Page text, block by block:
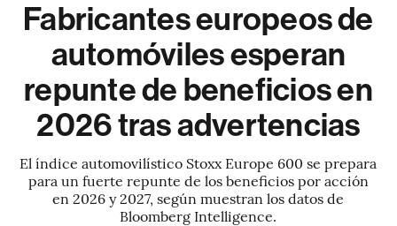
Fabricantes europeos de
automóviles esperan
repunte de beneficios en
2026 tras advertencias
El índice automovilístico Stoxx Europe 600 se prepara
para un fuerte repunte de los beneficios por acción
en 2026 y 2027, según muestran los datos de
Bloomberg Intelligence.